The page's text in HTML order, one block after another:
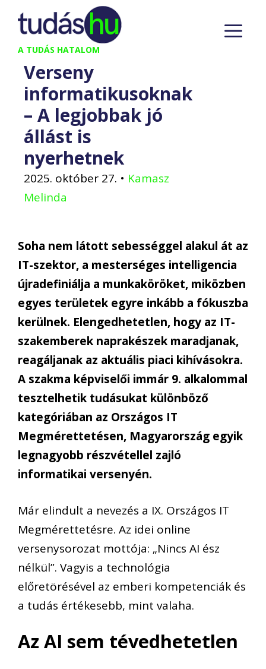
Kilépés
tartalomba
A TUDÁS HATALOM
Verseny
informatikusoknak
– A legjobbak jó
állást is
nyerhetnek
2025. október 27. • Kamasz
Melinda
Soha nem látott sebességgel alakul át az
IT-szektor, a mesterséges intelligencia
újradefiniálja a munkaköröket, miközben
egyes területek egyre inkább a fókuszba
kerülnek. Elengedhetetlen, hogy az IT-
szakemberek naprakészek maradjanak,
reagáljanak az aktuális piaci kihívásokra.
A szakma képviselői immár 9. alkalommal
tesztelhetik tudásukat különböző
kategóriában az Országos IT
Megmérettetésen, Magyarország egyik
legnagyobb részvétellel zajló
informatikai versenyén.
Már elindult a nevezés a IX. Országos IT
Megmérettetésre. Az idei online
versenysorozat mottója: „Nincs AI ész
nélkül”. Vagyis a technológia
előretörésével az emberi kompetenciák és
a tudás értékesebb, mint valaha.
Az AI sem tévedhetetlen